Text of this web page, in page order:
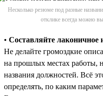
Несколько резюме под разные
отклике всегда можно
• Составляйте лаконичное
Не делайте громоздкие
на прошлых местах работы,
названия должностей. Всё
определять, по каким